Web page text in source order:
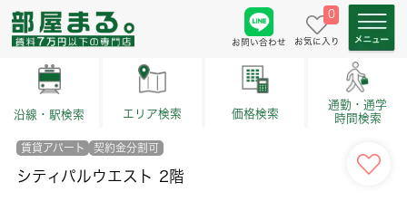
お問い合わせ
0
お気に入り
沿線・駅検索 エリア検索 価格検索
通勤・通学
時間検索
賃貸アパート 契約金分割可
シティパルウエスト 2階